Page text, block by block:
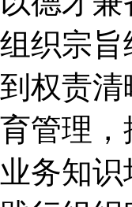
织宗
权责
管理
务知